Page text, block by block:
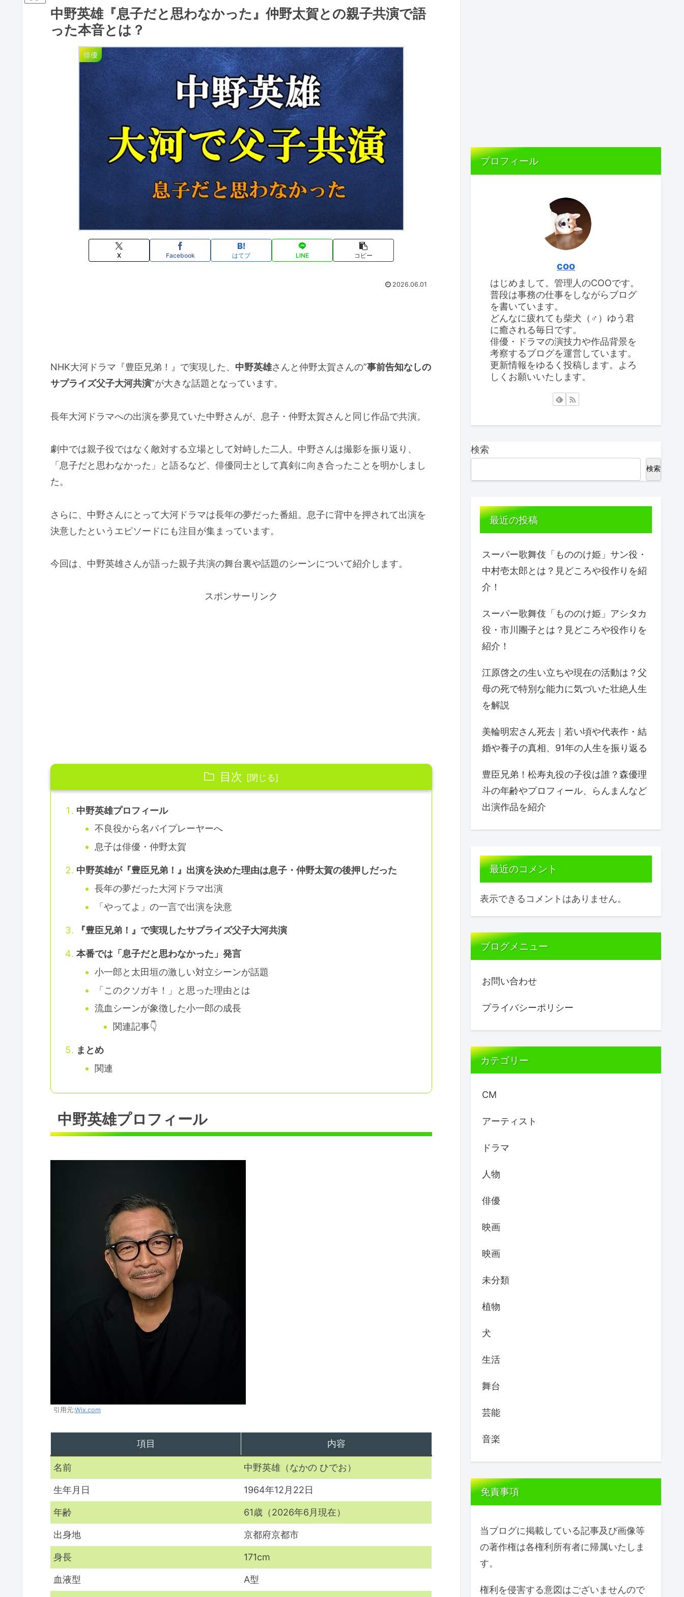
中野英雄『息子だと思わなかった』仲野太賀との親子共演で語
った本音とは？
俳優
X Facebook はてブ LINE コピー
2026.06.01
NHK大河ドラマ『豊臣兄弟！』で実現した、 中野英雄さんと仲野太賀さんの”事前告知なしの
サプライズ父子大河共演”が大きな話題となっています。
長年大河ドラマへの出演を夢見ていた中野さんが、息子・仲野太賀さんと同じ作品で共演。
劇中では親子役ではなく敵対する立場として対峙した二人。中野さんは撮影を振り返り、
「息子だと思わなかった」と語るなど、俳優同士として真剣に向き合ったことを明かしまし
た。
さらに、中野さんにとって大河ドラマは長年の夢だった番組。息子に背中を押されて出演を
決意したというエピソードにも注目が集まっています。
今回は、中野英雄さんが語った親子共演の舞台裏や話題のシーンについて紹介します。
スポンサーリンク
目次
中野英雄プロフィール
不良役から名バイプレーヤーへ
息子は俳優・仲野太賀
中野英雄が『豊臣兄弟！』出演を決めた理由は息子・仲野太賀の後押しだった
長年の夢だった大河ドラマ出演
「やってよ」の一言で出演を決意
『豊臣兄弟！』で実現したサプライズ父子大河共演
本番では「息子だと思わなかった」発言
小一郎と太田垣の激しい対立シーンが話題
「このクソガキ！」と思った理由とは
流血シーンが象徴した小一郎の成長
関連記事👇
まとめ
関連
中野英雄プロフィール
引用元:Wix.com
項目 内容
名前 中野英雄（なかの ひでお）
生年月日 1964年12月22日
年齢 61歳（2026年6月現在）
出身地 京都府京都市
身長 171cm
血液型 A型
プロフィール
coo
はじめまして。管理人のCOOです。
普段は事務の仕事をしながらブログ
を書いています。
どんなに疲れても柴犬（♂）ゆう君
に癒される毎日です。
俳優・ドラマの演技力や作品背景を
考察するブログを運営しています。
更新情報をゆるく投稿します。よろ
しくお願いいたします。
検索
検索
最近の投稿
スーパー歌舞伎「もののけ姫」サン役・
中村壱太郎とは？見どころや役作りを紹
介！
スーパー歌舞伎「もののけ姫」アシタカ
役・市川團子とは？見どころや役作りを
紹介！
江原啓之の生い立ちや現在の活動は？父
母の死で特別な能力に気づいた壮絶人生
を解説
美輪明宏さん死去｜若い頃や代表作・結
婚や養子の真相、91年の人生を振り返る
豊臣兄弟！松寿丸役の子役は誰？森優理
斗の年齢やプロフィール、らんまんなど
出演作品を紹介
最近のコメント
表示できるコメントはありません。
ブログメニュー
お問い合わせ
プライバシーポリシー
カテゴリー
CM
アーティスト
ドラマ
人物
俳優
映画
映画
未分類
植物
犬
生活
舞台
芸能
音楽
免責事項
当ブログに掲載している記事及び画像等
の著作権は各権利所有者に帰属いたしま
す。
権利を侵害する意図はございませんので